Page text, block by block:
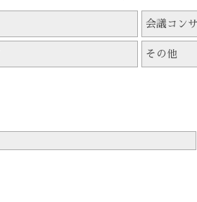
会議コン
その他